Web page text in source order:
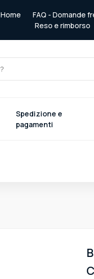
Home
FAQ - Domande
Reso e rimborso
Spedizione e
pagamenti